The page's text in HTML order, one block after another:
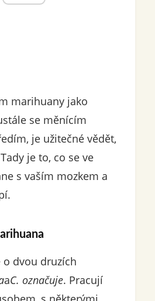
marihuany jako
se měnícím
je užitečné vědět,
je to, co se ve
s vaším mozkem a
o dvou druzích
aC. označuje. Pracují